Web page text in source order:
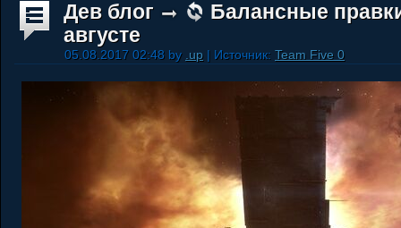
Дев блог
Балансные
августе
05.08.2017 02:48 by .up | Источник: Team Five 0